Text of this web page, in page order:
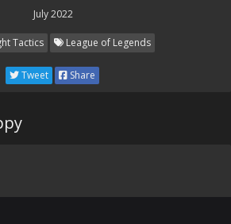
July 2022
Tactics League of Legends
Tweet Share